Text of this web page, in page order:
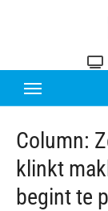
Column:
klinkt
begint te